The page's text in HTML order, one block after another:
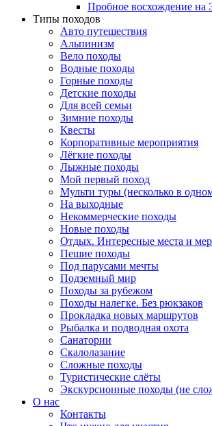
Пробное восхождение на
Типы походов
Авто путешествия
Альпинизм
Вело походы
Водные походы
Горные походы
Детские походы
Для всей семьи
Зимние походы
Квесты
Корпоративные мероприятия
Лёгкие походы
Лыжные походы
Мой первый поход
Мульти туры (несколько в
На выходные
Некоммерческие походы
Новые походы
Отдых. Интересные места и
Пешие походы
Под парусами мечты
Подземный мир
Походы за рубежом
Походы налегке. Без рюкзаков
Прокладка новых маршрутов
Рыбалка и подводная охота
Санатории
Скалолазание
Сложные походы
Туристические слёты
Экскурсионные походы (не
О нас
Контакты